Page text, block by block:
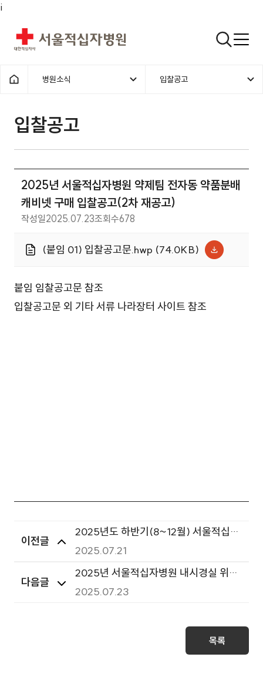
i
서울적십자병원 검색열기
홈으로 1차메뉴
병원소식 2차메뉴
입찰공고
입찰공고 | 병원소식 | 2025년 서
입찰공고
2025년 서울적십자병원 약제팀 전자동 약품분배
캐비넷 구매 입찰공고(2차 재공고)
작성일2025.07.23조회수678
(붙임 01) 입찰공고문.hwp (74.0KB)
붙임 임찰공고문 참조
입찰공고문 외 기타 서류 나라장터 사이트 참조
이전글
2025년도 하반기(8~12월) 서울적십자
병원 영양실 및 장례식장 급식재료(부
식) 단가 계약 입찰공고_긴급
2025.07.21
다음글
2025년 서울적십자병원 내시경실 위내
시경 스콥(2대) 구매 입찰공고(1차 재공
2025.07.23
목록